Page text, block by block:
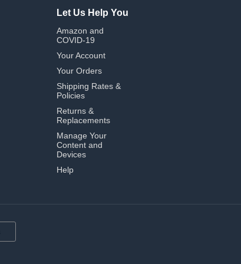
Let Us Help You
Amazon and
COVID-19
Your Account
Your Orders
Shipping Rates &
Policies
Returns &
Replacements
Manage Your
Content and
Devices
Help